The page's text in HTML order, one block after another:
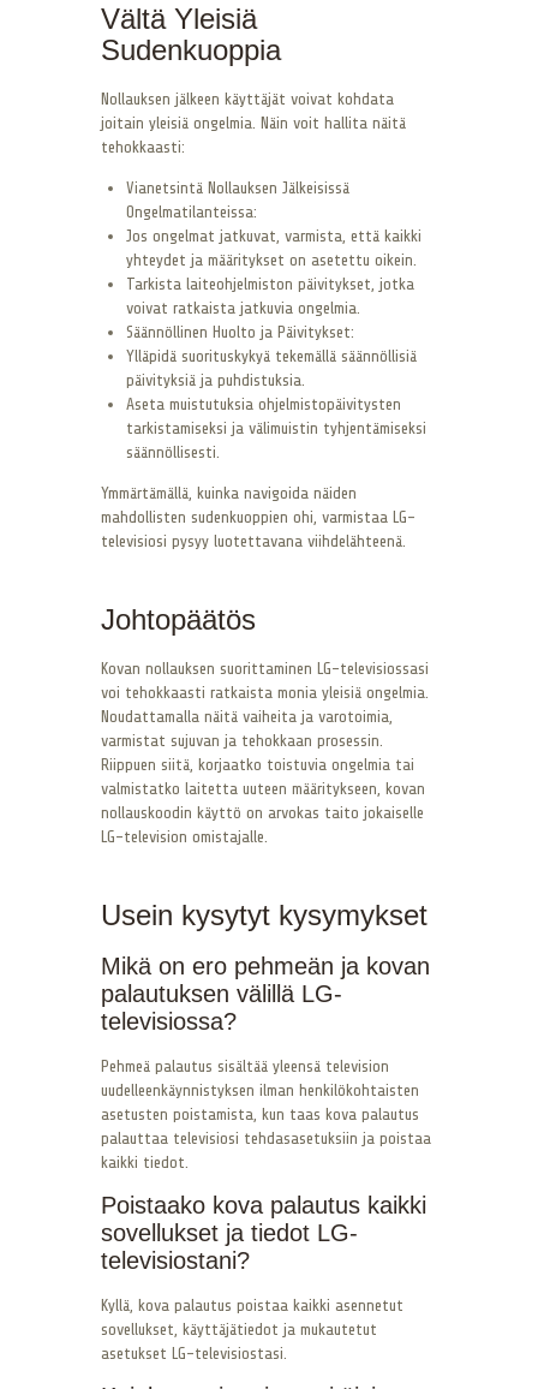
Vältä Yleisiä
Sudenkuoppia
Nollauksen jälkeen käyttäjät voivat kohdata
joitain yleisiä ongelmia. Näin voit hallita näitä
tehokkaasti:
Vianetsintä Nollauksen Jälkeisissä
Ongelmatilanteissa:
Jos ongelmat jatkuvat, varmista, että kaikki
yhteydet ja määritykset on asetettu oikein.
Tarkista laiteohjelmiston päivitykset, jotka
voivat ratkaista jatkuvia ongelmia.
Säännöllinen Huolto ja Päivitykset:
Ylläpidä suorituskykyä tekemällä säännöllisiä
päivityksiä ja puhdistuksia.
Aseta muistutuksia ohjelmistopäivitysten
tarkistamiseksi ja välimuistin tyhjentämiseksi
säännöllisesti.
Ymmärtämällä, kuinka navigoida näiden
mahdollisten sudenkuoppien ohi, varmistaa LG-
televisiosi pysyy luotettavana viihdelähteenä.
Johtopäätös
Kovan nollauksen suorittaminen LG-televisiossasi
voi tehokkaasti ratkaista monia yleisiä ongelmia.
Noudattamalla näitä vaiheita ja varotoimia,
varmistat sujuvan ja tehokkaan prosessin.
Riippuen siitä, korjaatko toistuvia ongelmia tai
valmistatko laitetta uuteen määritykseen, kovan
nollauskoodin käyttö on arvokas taito jokaiselle
LG-television omistajalle.
Usein kysytyt kysymykset
Mikä on ero pehmeän ja kovan
palautuksen välillä LG-
televisiossa?
Pehmeä palautus sisältää yleensä television
uudelleenkäynnistyksen ilman henkilökohtaisten
asetusten poistamista, kun taas kova palautus
palauttaa televisiosi tehdasasetuksiin ja poistaa
kaikki tiedot.
Poistaako kova palautus kaikki
sovellukset ja tiedot LG-
televisiostani?
Kyllä, kova palautus poistaa kaikki asennetut
sovellukset, käyttäjätiedot ja mukautetut
asetukset LG-televisiostasi.